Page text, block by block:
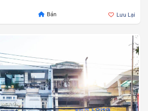
Bán
Giá
45.000.000.000
Giá
39.000.000.000
Lưu Lại